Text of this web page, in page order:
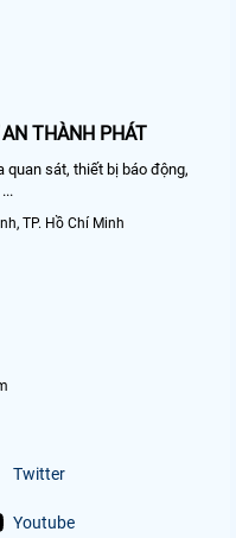
THÀNH PHÁT
quan sát, thiết bị báo động,
TP. Hồ Chí Minh
Twitter
Youtube